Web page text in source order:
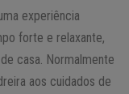
experiência
forte e relaxante,
casa. Normalmente
aos cuidados de